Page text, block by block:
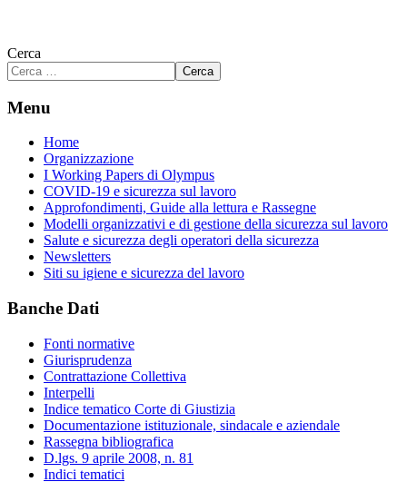
Cerca
Cerca
Menu
Home
Organizzazione
I Working Papers di Olympus
COVID-19 e sicurezza sul lavoro
Approfondimenti, Guide alla lettura e Rassegne
Modelli organizzativi e di gestione della sicurezza sul lavoro
Salute e sicurezza degli operatori della sicurezza
Newsletters
Siti su igiene e sicurezza del lavoro
Banche Dati
Fonti normative
Giurisprudenza
Contrattazione Collettiva
Interpelli
Indice tematico Corte di Giustizia
Documentazione istituzionale, sindacale e aziendale
Rassegna bibliografica
D.lgs. 9 aprile 2008, n. 81
Indici tematici